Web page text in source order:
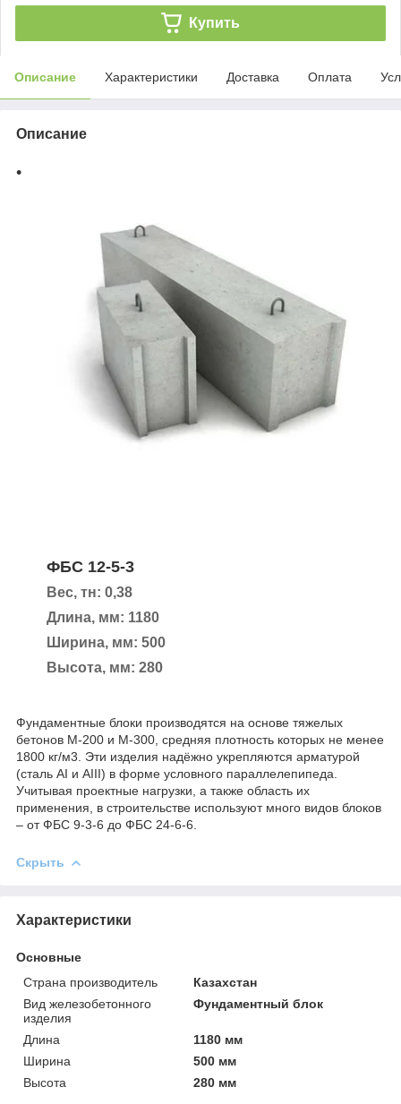
Купить
Описание Характеристики Доставка Оплата
Описание
ФБС 12-5-3
Вес, тн: 0,38
Длина, мм: 1180
Ширина, мм: 500
Высота, мм: 280
Фундаментные блоки производятся на основе тяжелых
бетонов М-200 и М-300, средняя плотность которых не менее
1800 кг/м3. Эти изделия надёжно укрепляются арматурой
(сталь AI и AIII) в форме условного параллелепипеда.
Учитывая проектные нагрузки, а также область их
применения, в строительстве используют много видов блоков
– от ФБС 9-3-6 до ФБС 24-6-6.
Скрыть
Характеристики
Основные
Страна производитель
Казахстан
Вид железобетонного
изделия
Фундаментный блок
Длина
1180 мм
Ширина
500 мм
Высота
280 мм